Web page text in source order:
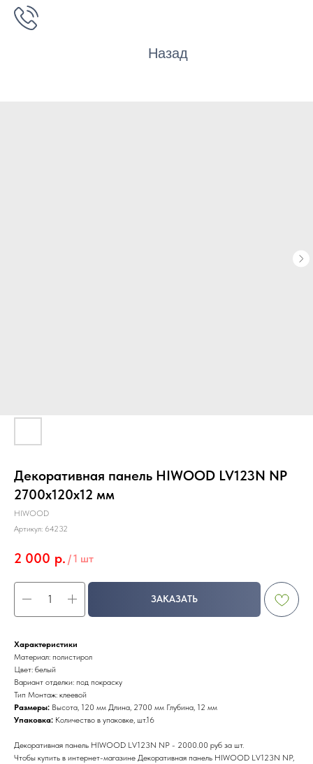
Назад
Декоративная панель HIWOOD LV123N NP
2700х120х12 мм
HIWOOD
Артикул: 64232
2 000 р. /1 шт
ЗАКАЗАТЬ
Характеристики
Материал: полистирол
Цвет: белый
Вариант отделки: под покраску
Тип Монтаж: клеевой
Размеры: Высота, 120 мм Длина, 2700 мм Глубина, 12 мм
Упаковка: Количество в упаковке, шт.16
Декоративная панель HIWOOD LV123N NP - 2000.00 руб за шт.
Чтобы купить в интернет-магазине Декоративная панель HIWOOD LV123N NP,